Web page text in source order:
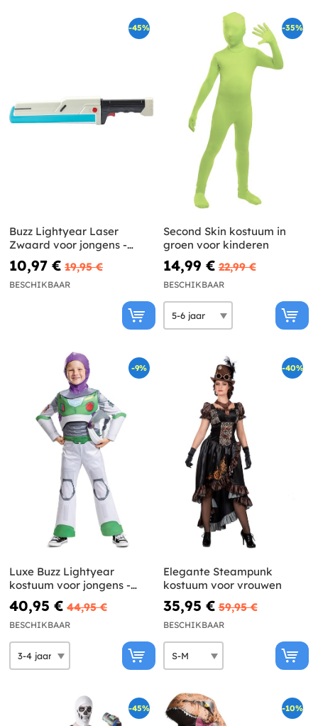
-45%
Buzz Lightyear Laser
Zwaard voor jongens -
Lightyear
10,97 € 19,95 €
BESCHIKBAAR
-35%
Second Skin kostuum in
groen voor kinderen
14,99 € 22,99 €
BESCHIKBAAR
-9%
Luxe Buzz Lightyear
kostuum voor jongens -
Lightyear
40,95 € 44,95 €
BESCHIKBAAR
-40%
Elegante Steampunk
kostuum voor vrouwen
35,95 € 59,95 €
BESCHIKBAAR
-45% -10%